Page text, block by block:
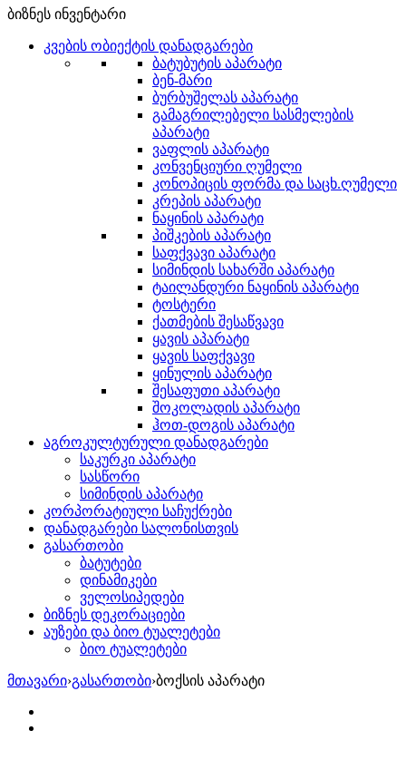
ბიზნეს ინვენტარი
კვების ობიექტის დანადგარები
ბატუბუტის აპარატი
ბენ-მარი
ბურბუშელას აპარატი
გამაგრილებელი სასმელების
აპარატი
ვაფლის აპარატი
კონვენციური ღუმელი
კონოპიცის ფორმა და საცხ.ღუმელი
კრეპის აპარატი
ნაყინის აპარატი
პიშკების აპარატი
საფქვავი აპარატი
სიმინდის სახარში აპარატი
ტაილანდური ნაყინის აპარატი
ტოსტერი
ქათმების შესაწვავი
ყავის აპარატი
ყავის საფქვავი
ყინულის აპარატი
შესაფუთი აპარატი
შოკოლადის აპარატი
ჰოთ-დოგის აპარატი
აგროკულტურული დანადგარები
საკურკი აპარატი
სასწორი
სიმინდის აპარატი
კორპორატიული საჩუქრები
დანადგარები სალონისთვის
გასართობი
ბატუტები
დინამიკები
ველოსიპედები
ბიზნეს დეკორაციები
აუზები და ბიო ტუალეტები
ბიო ტუალეტები
მთავარი›გასართობი›ბოქსის აპარატი